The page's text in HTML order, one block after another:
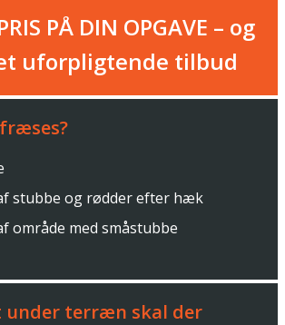
PÅ DIN OPGAVE – og
uforpligtende tilbud
stubbe og rødder efter hæk
område med småstubbe
under terræn skal der